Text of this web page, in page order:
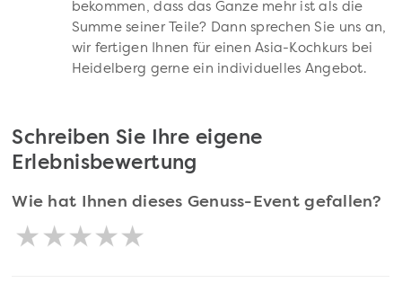
bekommen, dass das Ganze mehr ist als die
Summe seiner Teile? Dann sprechen Sie uns an,
wir fertigen Ihnen für einen Asia-Kochkurs bei
Heidelberg gerne ein individuelles Angebot.
Schreiben Sie Ihre eigene
Erlebnisbewertung
Wie hat Ihnen dieses Genuss-Event gefallen?